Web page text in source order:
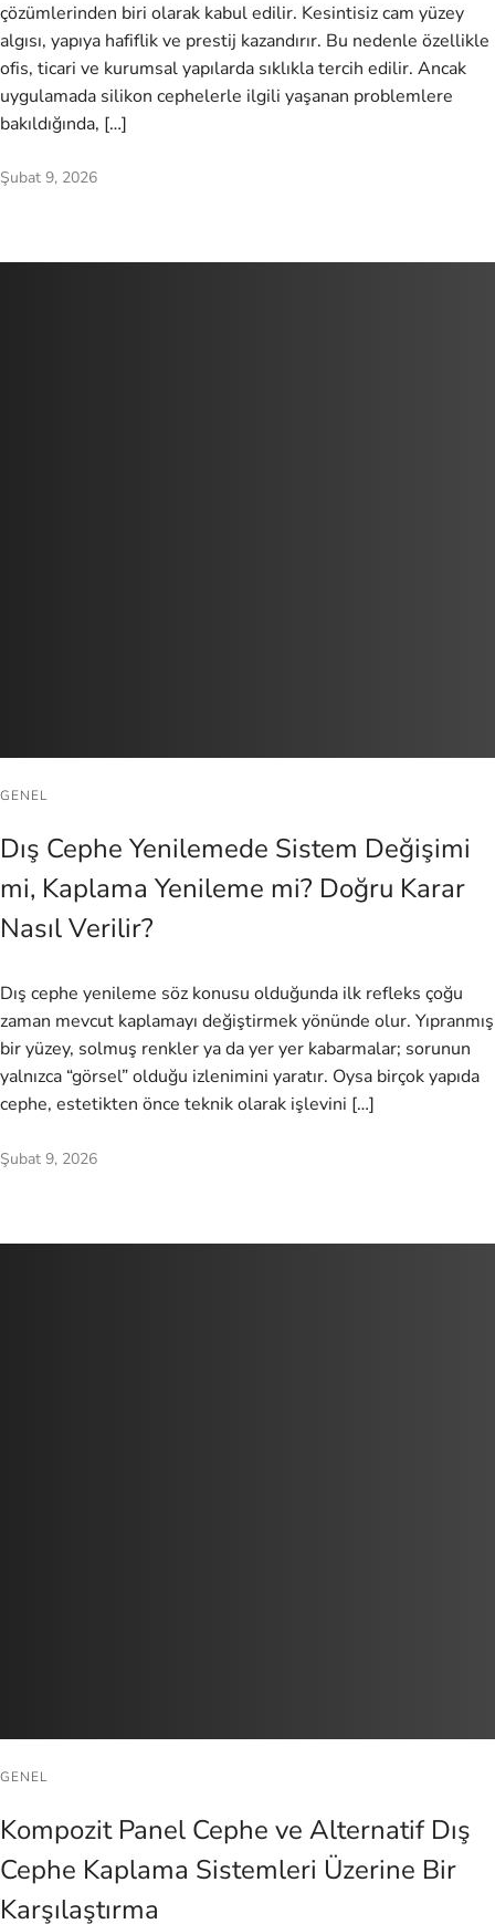
çözümlerinden biri olarak kabul edilir. Kesintisiz cam yüzey
algısı, yapıya hafiflik ve prestij kazandırır. Bu nedenle özellikle
ofis, ticari ve kurumsal yapılarda sıklıkla tercih edilir. Ancak
uygulamada silikon cephelerle ilgili yaşanan problemlere
bakıldığında, […]
Şubat 9, 2026
GENEL
Dış Cephe Yenilemede Sistem Değişimi
mi, Kaplama Yenileme mi? Doğru Karar
Nasıl Verilir?
Dış cephe yenileme söz konusu olduğunda ilk refleks çoğu
zaman mevcut kaplamayı değiştirmek yönünde olur. Yıpranmış
bir yüzey, solmuş renkler ya da yer yer kabarmalar; sorunun
yalnızca “görsel” olduğu izlenimini yaratır. Oysa birçok yapıda
cephe, estetikten önce teknik olarak işlevini […]
Şubat 9, 2026
GENEL
Kompozit Panel Cephe ve Alternatif Dış
Cephe Kaplama Sistemleri Üzerine Bir
Karşılaştırma